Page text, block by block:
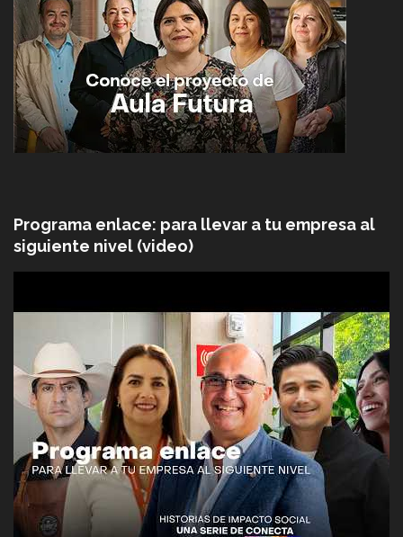
Programa enlace: para llevar a tu empresa al
siguiente nivel (video)